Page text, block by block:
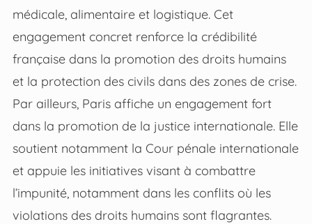
médicale, alimentaire et logistique. Cet
engagement concret renforce la crédibilité
française dans la promotion des droits humains
et la protection des civils dans des zones de crise.
Par ailleurs, Paris affiche un engagement fort
dans la promotion de la justice internationale. Elle
soutient notamment la Cour pénale internationale
et appuie les initiatives visant à combattre
l’impunité, notamment dans les conflits où les
violations des droits humains sont flagrantes.